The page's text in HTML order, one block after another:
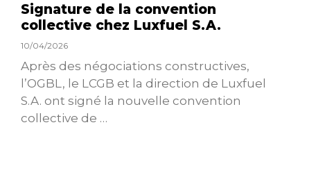
Signature de la convention
collective chez Luxfuel S.A.
10/04/2026
Après des négociations constructives,
l’OGBL, le LCGB et la direction de Luxfuel
S.A. ont signé la nouvelle convention
collective de …